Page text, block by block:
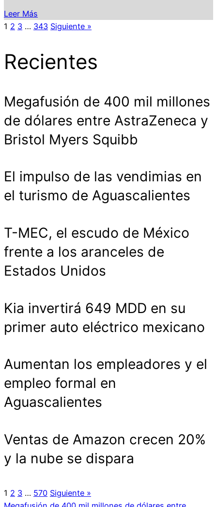
Leer Más
1 2 3 … 343 Siguiente »
Recientes
Megafusión de 400 mil millones
de dólares entre AstraZeneca y
Bristol Myers Squibb
El impulso de las vendimias en
el turismo de Aguascalientes
T-MEC, el escudo de México
frente a los aranceles de
Estados Unidos
Kia invertirá 649 MDD en su
primer auto eléctrico mexicano
Aumentan los empleadores y el
empleo formal en
Aguascalientes
Ventas de Amazon crecen 20%
y la nube se dispara
1 2 3 … 570 Siguiente »